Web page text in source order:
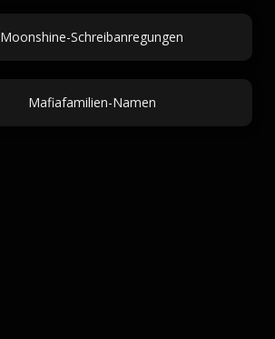
Moonshine-Schreibanregungen
Mafiafamilien-Namen